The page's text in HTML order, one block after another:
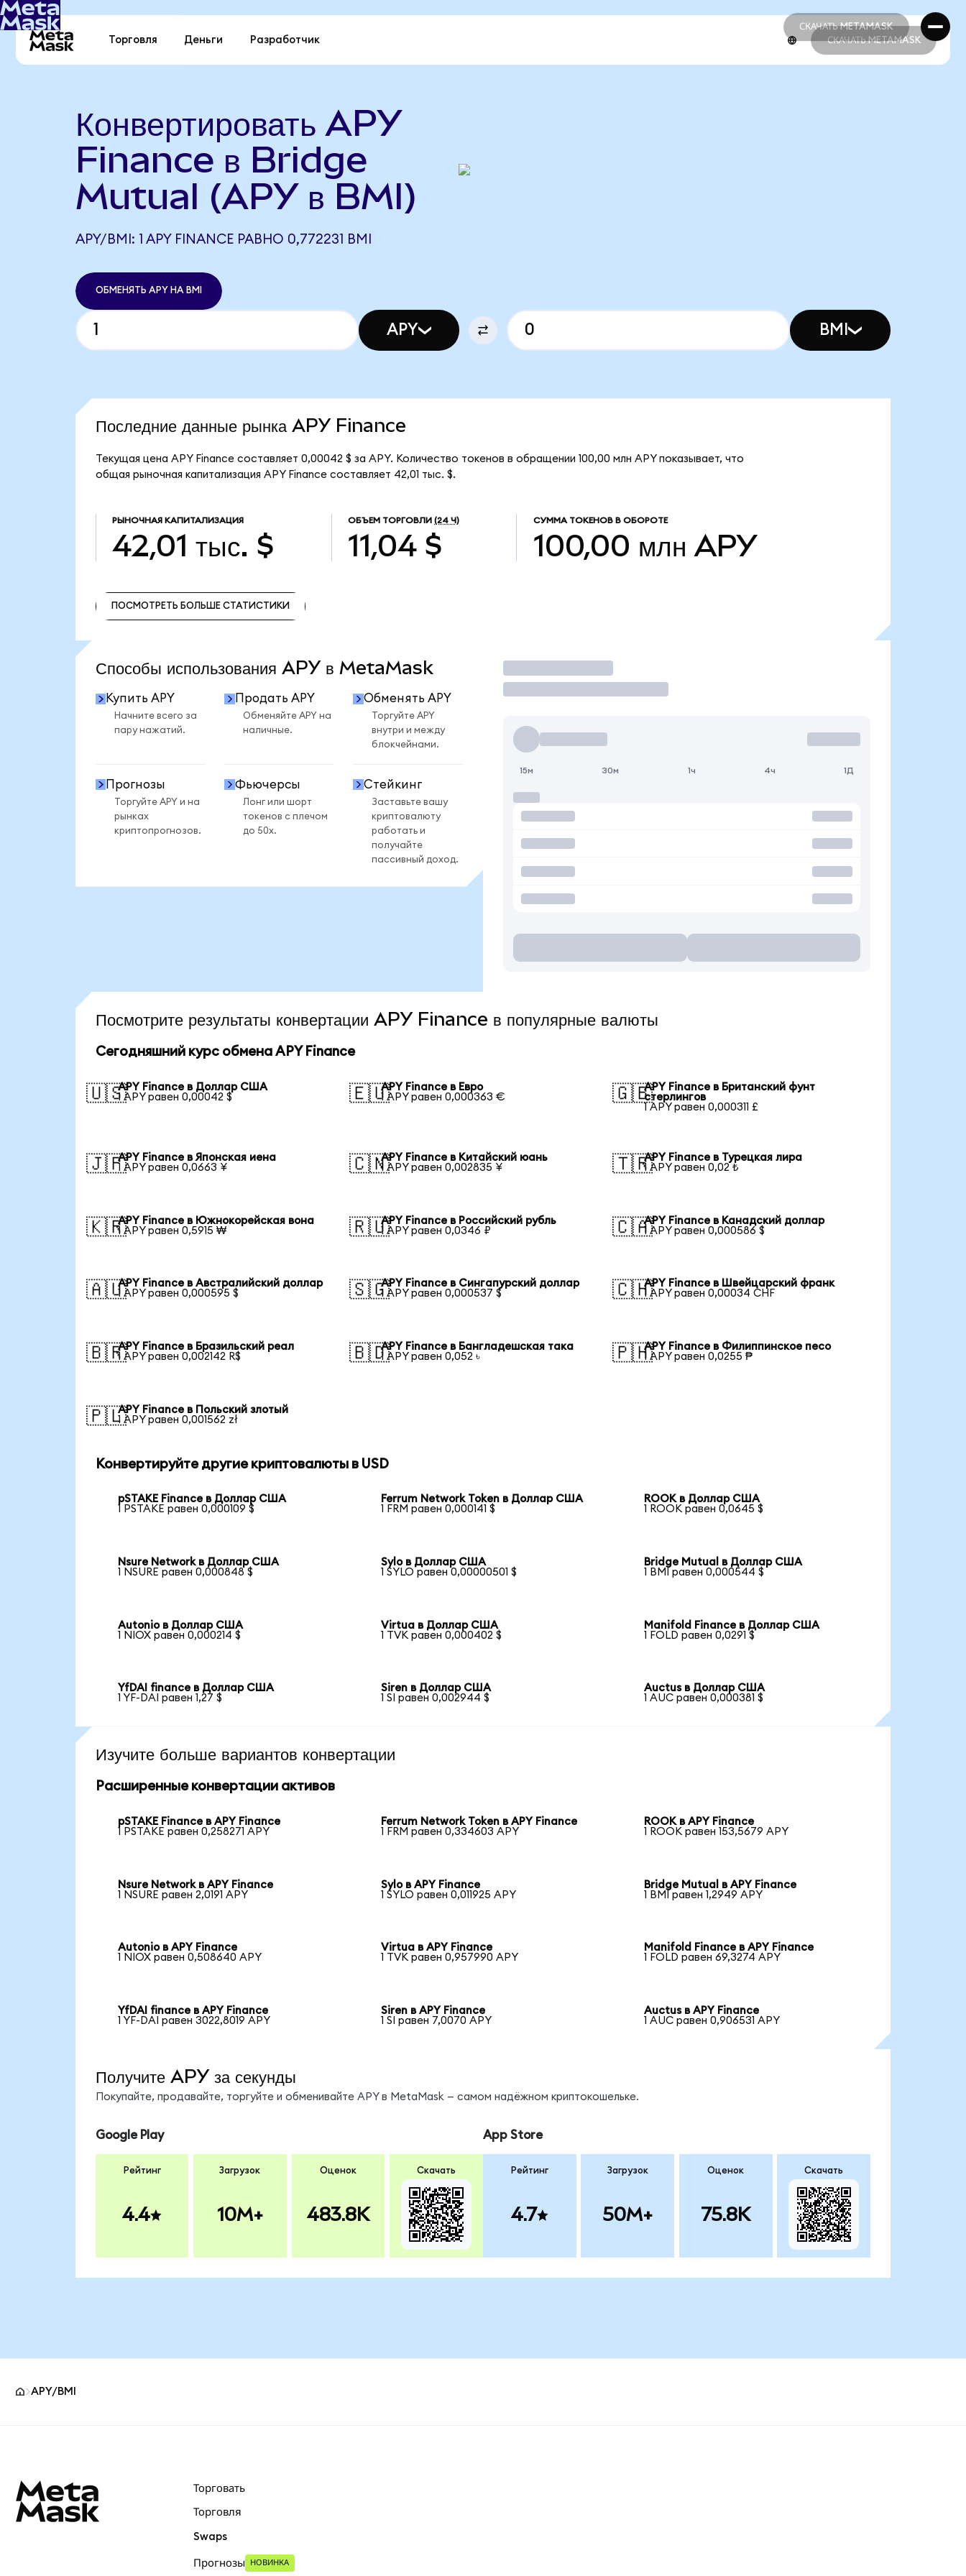
СКАЧАТЬ METAMASK
СКАЧАТЬ METAMASK
Торговля Деньги Разработчик СКАЧАТЬ METAMASK
Конвертировать APY
Finance в Bridge
Mutual (APY в BMI)
APY/BMI: 1 APY FINANCE РАВНО 0,772231 BMI
ОБМЕНЯТЬ APY НА BMI
APY BMI
Последние данные рынка APY Finance
Текущая цена APY Finance составляет 0,00042 $ за APY. Количество токенов в обращении 100,00 млн APY показывает, что
общая рыночная капитализация APY Finance составляет 42,01 тыс. $.
РЫНОЧНАЯ КАПИТАЛИЗАЦИЯ
42,01 тыс. $
ОБЪЕМ ТОРГОВЛИ (24 Ч)
11,04 $
СУММА ТОКЕНОВ В ОБОРОТЕ
100,00 млн APY
ПОСМОТРЕТЬ БОЛЬШЕ СТАТИСТИКИ
Способы использования APY в MetaMask
Купить APY
Начните всего за
пару нажатий.
Продать APY
Обменяйте APY на
наличные.
Обменять APY
Торгуйте APY
внутри и между
блокчейнами.
Прогнозы
Торгуйте APY и на
рынках
криптопрогнозов.
Фьючерсы
Лонг или шорт
токенов с плечом
до 50x.
Стейкинг
Заставьте вашу
криптовалюту
работать и
получайте
пассивный доход.
Торговать
15м 30м 1ч 4ч 1Д
Посмотрите результаты конвертации APY Finance в популярные валюты
Сегодняшний курс обмена APY Finance
🇺🇸APY Finance в Доллар США
1 APY равен 0,00042 $
🇪🇺APY Finance в Евро
1 APY равен 0,000363 €
🇬🇧APY Finance в Британский фунт
стерлингов
1 APY равен 0,000311 £
🇯🇵APY Finance в Японская иена
1 APY равен 0,0663 ¥
🇨🇳APY Finance в Китайский юань
1 APY равен 0,002835 ¥
🇹🇷APY Finance в Турецкая лира
1 APY равен 0,02 ₺
🇰🇷APY Finance в Южнокорейская вона
1 APY равен 0,5915 ₩
🇷🇺APY Finance в Российский рубль
1 APY равен 0,0346 ₽
🇨🇦APY Finance в Канадский доллар
1 APY равен 0,000586 $
🇦🇺APY Finance в Австралийский доллар
1 APY равен 0,000595 $
🇸🇬APY Finance в Сингапурский доллар
1 APY равен 0,000537 $
🇨🇭APY Finance в Швейцарский франк
1 APY равен 0,00034 CHF
🇧🇷APY Finance в Бразильский реал
1 APY равен 0,002142 R$
🇧🇩APY Finance в Бангладешская така
1 APY равен 0,052 ৳
🇵🇭APY Finance в Филиппинское песо
1 APY равен 0,0255 ₱
🇵🇱APY Finance в Польский злотый
1 APY равен 0,001562 zł
Конвертируйте другие криптовалюты в USD
pSTAKE Finance в Доллар США
1 PSTAKE равен 0,000109 $
Ferrum Network Token в Доллар США
1 FRM равен 0,000141 $
ROOK в Доллар США
1 ROOK равен 0,0645 $
Nsure Network в Доллар США
1 NSURE равен 0,000848 $
Sylo в Доллар США
1 SYLO равен 0,00000501 $
Bridge Mutual в Доллар США
1 BMI равен 0,000544 $
Autonio в Доллар США
1 NIOX равен 0,000214 $
Virtua в Доллар США
1 TVK равен 0,000402 $
Manifold Finance в Доллар США
1 FOLD равен 0,0291 $
YfDAI finance в Доллар США
1 YF-DAI равен 1,27 $
Siren в Доллар США
1 SI равен 0,002944 $
Auctus в Доллар США
1 AUC равен 0,000381 $
Изучите больше вариантов конвертации
Расширенные конвертации активов
pSTAKE Finance в APY Finance
1 PSTAKE равен 0,258271 APY
Ferrum Network Token в APY Finance
1 FRM равен 0,334603 APY
ROOK в APY Finance
1 ROOK равен 153,5679 APY
Nsure Network в APY Finance
1 NSURE равен 2,0191 APY
Sylo в APY Finance
1 SYLO равен 0,011925 APY
Bridge Mutual в APY Finance
1 BMI равен 1,2949 APY
Autonio в APY Finance
1 NIOX равен 0,508640 APY
Virtua в APY Finance
1 TVK равен 0,957990 APY
Manifold Finance в APY Finance
1 FOLD равен 69,3274 APY
YfDAI finance в APY Finance
1 YF-DAI равен 3022,8019 APY
Siren в APY Finance
1 SI равен 7,0070 APY
Auctus в APY Finance
1 AUC равен 0,906531 APY
Получите APY за секунды
Покупайте, продавайте, торгуйте и обменивайте APY в MetaMask — самом надёжном криптокошельке.
Google Play
Рейтинг
4.4
Загрузок
10M+
Оценок
483.8K
Скачать
App Store
Рейтинг
4.7
Загрузок
50M+
Оценок
75.8K
Скачать
APY/BMI
Торговать
Торговля
Swaps
Прогнозы НОВИНКА